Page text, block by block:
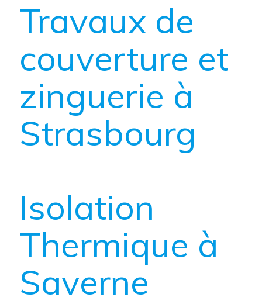
Travaux de
couverture et
zinguerie à
Strasbourg
Isolation
Thermique à
Saverne